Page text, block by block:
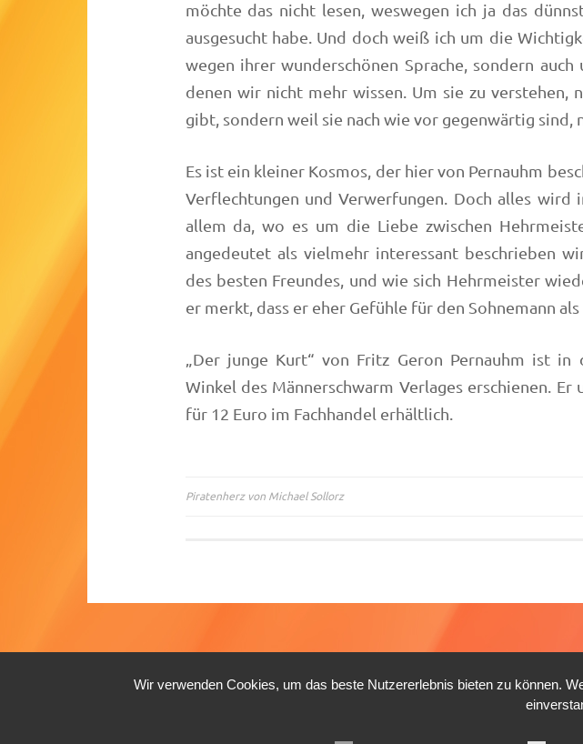
möchte das nicht lesen, weswegen ich ja das
ausgesucht habe. Und doch weiß ich um die
wegen ihrer wunderschönen Sprache, sondern
denen wir nicht mehr wissen. Um sie zu verstehen,
gibt, sondern weil sie nach wie vor gegenwärtig sind,
Es ist ein kleiner Kosmos, der hier von Pernauhm
Verflechtungen und Verwerfungen. Doch alles wird
allem da, wo es um die Liebe zwischen
angedeutet als vielmehr interessant beschrieben
des besten Freundes, und wie sich Hehrmeister
er merkt, dass er eher Gefühle für den Sohnemann
„Der junge Kurt“ von Fritz Geron Pernauhm ist in
Winkel des Männerschwarm Verlages erschienen.
für 12 Euro im Fachhandel erhältlich.
Beitragsnavigation
Piratenherz von Michael Sollorz
Wir verwenden Cookies, um das beste Nutzererlebnis bieten zu können.